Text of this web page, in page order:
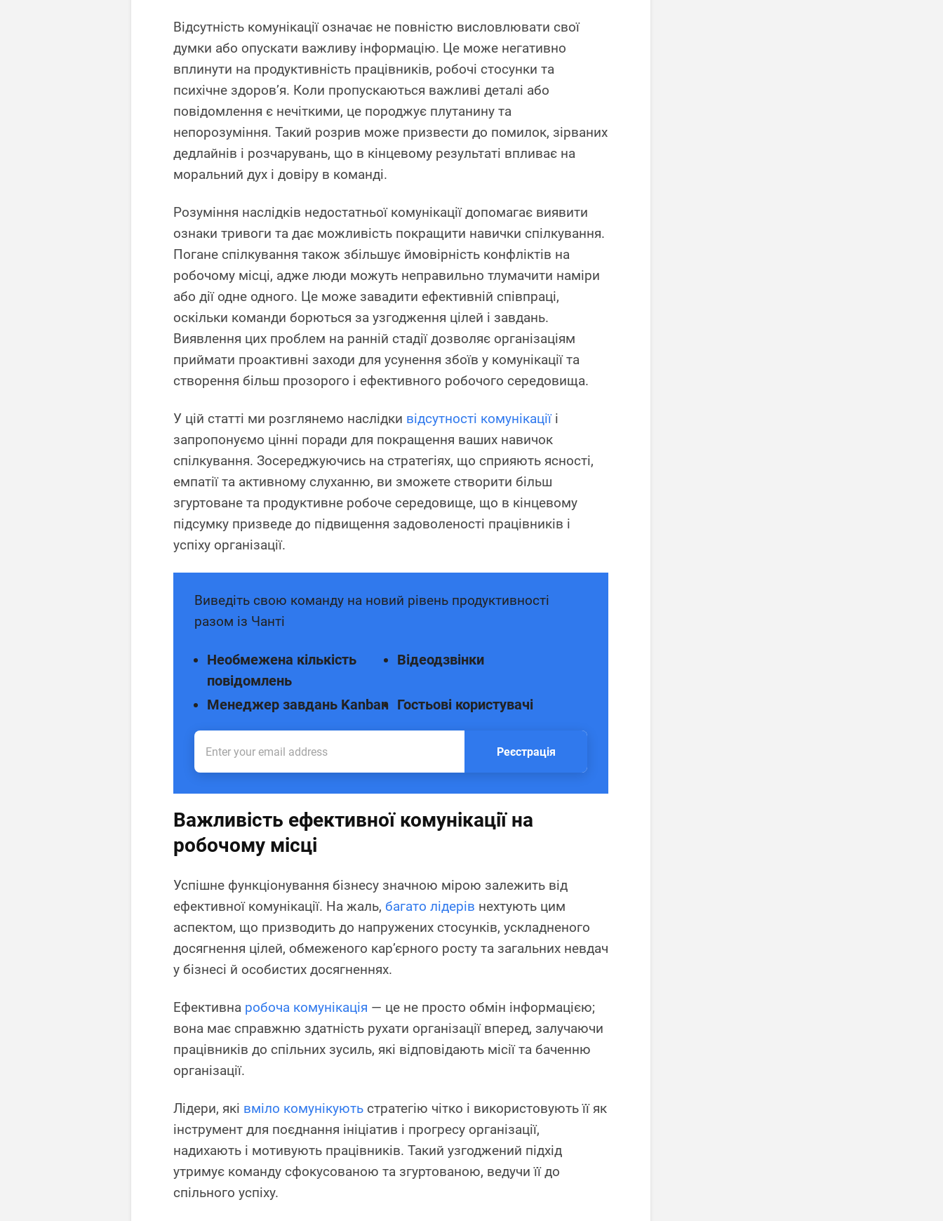
Відсутність комунікації означає не повністю висловлювати свої
думки або опускати важливу інформацію. Це може негативно
вплинути на продуктивність працівників, робочі стосунки та
психічне здоров’я. Коли пропускаються важливі деталі або
повідомлення є нечіткими, це породжує плутанину та
непорозуміння. Такий розрив може призвести до помилок, зірваних
дедлайнів і розчарувань, що в кінцевому результаті впливає на
моральний дух і довіру в команді.
Розуміння наслідків недостатньої комунікації допомагає виявити
ознаки тривоги та дає можливість покращити навички спілкування.
Погане спілкування також збільшує ймовірність конфліктів на
робочому місці, адже люди можуть неправильно тлумачити наміри
або дії одне одного. Це може завадити ефективній співпраці,
оскільки команди борються за узгодження цілей і завдань.
Виявлення цих проблем на ранній стадії дозволяє організаціям
приймати проактивні заходи для усунення збоїв у комунікації та
створення більш прозорого і ефективного робочого середовища.
У цій статті ми розглянемо наслідки відсутності комунікаціїі
запропонуємо цінні поради для покращення ваших навичок
спілкування. Зосереджуючись на стратегіях, що сприяють ясності,
емпатії та активному слуханню, ви зможете створити більш
згуртоване та продуктивне робоче середовище, що в кінцевому
підсумку призведе до підвищення задоволеності працівників і
успіху організації.
Виведіть свою команду на новий рівень продуктивності
разом із Чанті
Необмежена кількість
повідомлень
Відеодзвінки
Менеджер завдань Kanban Гостьові користувачі
Реєстрація
Важливість ефективної комунікації на
робочому місці
Успішне функціонування бізнесу значною мірою залежить від
ефективної комунікації. На жаль, багато лідерів нехтують цим
аспектом, що призводить до напружених стосунків, ускладненого
досягнення цілей, обмеженого кар’єрного росту та загальних невдач
у бізнесі й особистих досягненнях.
Ефективна робоча комунікація — це не просто обмін інформацією;
вона має справжню здатність рухати організації вперед, залучаючи
працівників до спільних зусиль, які відповідають місії та баченню
організації.
Лідери, які вміло комунікують стратегію чітко і використовують її як
інструмент для поєднання ініціатив і прогресу організації,
надихають і мотивують працівників. Такий узгоджений підхід
утримує команду сфокусованою та згуртованою, ведучи її до
спільного успіху.